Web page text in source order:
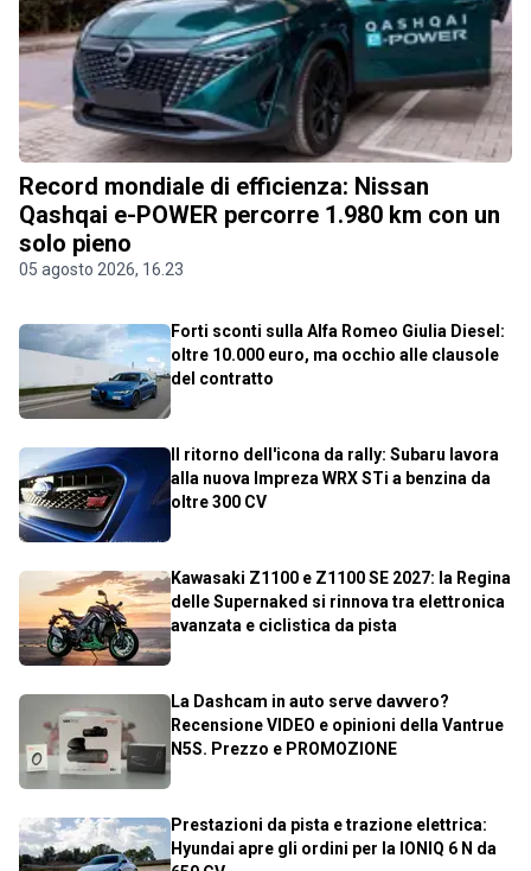
Record mondiale di efficienza: Nissan
Qashqai e-POWER percorre 1.980 km con un
solo pieno
05 agosto 2026, 16.23
Forti sconti sulla Alfa Romeo Giulia Diesel:
oltre 10.000 euro, ma occhio alle clausole
del contratto
Il ritorno dell'icona da rally: Subaru lavora
alla nuova Impreza WRX STi a benzina da
oltre 300 CV
Kawasaki Z1100 e Z1100 SE 2027: la Regina
delle Supernaked si rinnova tra elettronica
avanzata e ciclistica da pista
La Dashcam in auto serve davvero?
Recensione VIDEO e opinioni della Vantrue
N5S. Prezzo e PROMOZIONE
Prestazioni da pista e trazione elettrica:
Hyundai apre gli ordini per la IONIQ 6 N da